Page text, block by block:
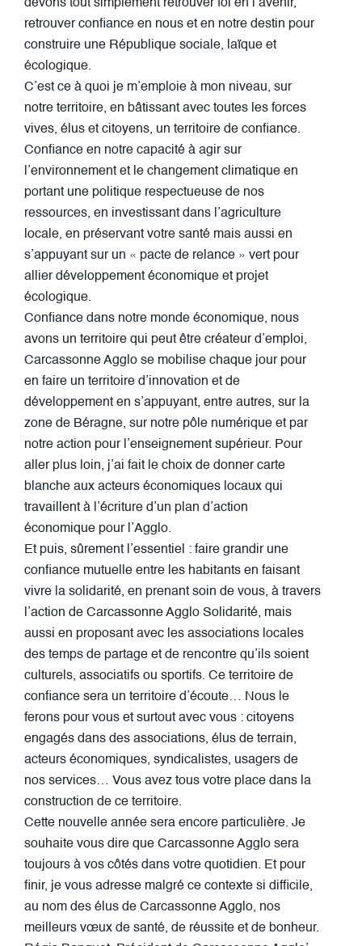
devons tout simplement retrouver foi en l’avenir,
retrouver confiance en nous et en notre destin pour
construire une République sociale, laïque et
écologique.
C’est ce à quoi je m’emploie à mon niveau, sur
notre territoire, en bâtissant avec toutes les forces
vives, élus et citoyens, un territoire de confiance.
Confiance en notre capacité à agir sur
l’environnement et le changement climatique en
portant une politique respectueuse de nos
ressources, en investissant dans l’agriculture
locale, en préservant votre santé mais aussi en
s’appuyant sur un « pacte de relance » vert pour
allier développement économique et projet
écologique.
Confiance dans notre monde économique, nous
avons un territoire qui peut être créateur d’emploi,
Carcassonne Agglo se mobilise chaque jour pour
en faire un territoire d’innovation et de
développement en s’appuyant, entre autres, sur la
zone de Béragne, sur notre pôle numérique et par
notre action pour l’enseignement supérieur. Pour
aller plus loin, j’ai fait le choix de donner carte
blanche aux acteurs économiques locaux qui
travaillent à l’écriture d’un plan d’action
économique pour l’Agglo.
Et puis, sûrement l’essentiel : faire grandir une
confiance mutuelle entre les habitants en faisant
vivre la solidarité, en prenant soin de vous, à travers
l’action de Carcassonne Agglo Solidarité, mais
aussi en proposant avec les associations locales
des temps de partage et de rencontre qu’ils soient
culturels, associatifs ou sportifs. Ce territoire de
confiance sera un territoire d’écoute… Nous le
ferons pour vous et surtout avec vous : citoyens
engagés dans des associations, élus de terrain,
acteurs économiques, syndicalistes, usagers de
nos services… Vous avez tous votre place dans la
construction de ce territoire.
Cette nouvelle année sera encore particulière. Je
souhaite vous dire que Carcassonne Agglo sera
toujours à vos côtés dans votre quotidien. Et pour
finir, je vous adresse malgré ce contexte si difficile,
au nom des élus de Carcassonne Agglo, nos
meilleurs vœux de santé, de réussite et de bonheur.